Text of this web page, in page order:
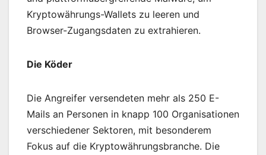
Kryptowährungs-Wallets zu leeren und
Browser-Zugangsdaten zu extrahieren.
Die Köder
Die Angreifer versendeten mehr als 250 E-
Mails an Personen in knapp 100 Organisationen
verschiedener Sektoren, mit besonderem
Fokus auf die Kryptowährungsbranche. Die